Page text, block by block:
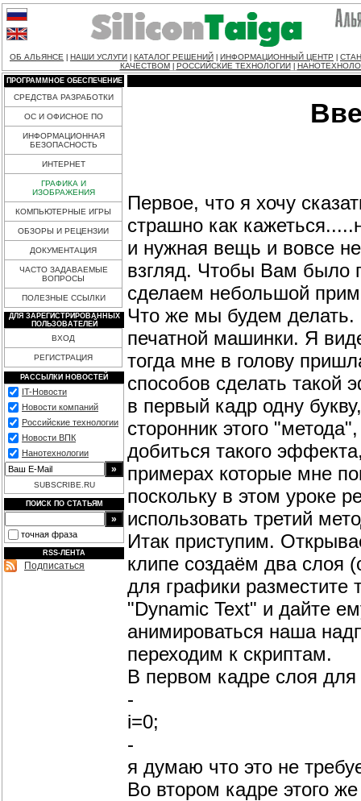
ОБ АЛЬЯНСЕ НАШИ УСЛУГИ КАТАЛОГ РЕШЕНИЙ ИНФОРМАЦИОННЫЙ ЦЕНТР
КАЧЕСТВОМ
РОССИЙСКИЕ ТЕХНОЛОГИИ
ПРОГРАММНОЕ ОБЕСПЕЧЕНИЕ
СРЕДСТВА РАЗРАБОТКИ
ОС И ОФИСНОЕ ПО
ИНФОРМАЦИОННАЯ
БЕЗОПАСНОСТЬ
ИНТЕРНЕТ
ГРАФИКА И
ИЗОБРАЖЕНИЯ
КОМПЬЮТЕРНЫЕ ИГРЫ
ОБЗОРЫ И РЕЦЕНЗИИ
ДОКУМЕНТАЦИЯ
ЧАСТО ЗАДАВАЕМЫЕ
ВОПРОСЫ
ПОЛЕЗНЫЕ ССЫЛКИ
ДЛЯ ЗАРЕГИСТРИРОВАННЫХ
ПОЛЬЗОВАТЕЛЕЙ
ВХОД
РЕГИСТРАЦИЯ
РАССЫЛКИ НОВОСТЕЙ
IT-Новости
Новости компаний
Российские технологии
Новости ВПК
Нанотехнологии
SUBSCRIBE.RU
ПОИСК ПО СТАТЬЯМ
точная фраза
RSS-ЛЕНТА
Подписаться
Первое, что я хочу
страшно как
и нужная вещь и вовсе
взгляд. Чтобы Вам было
сделаем небольшой
Что же мы будем
печатной машинки. Я
тогда мне в голову
способов сделать такой
в первый кадр одну
сторонник этого
добиться такого
примерах которые мне
поскольку в этом уроке
использовать третий
Итак приступим.
клипе создаём два слоя
для графики разместите
"Dynamic Text" и дайте
анимироваться наша
переходим к скриптам.
В первом кадре слоя для
-
i=0;
-
я думаю что это не
Во втором кадре этого